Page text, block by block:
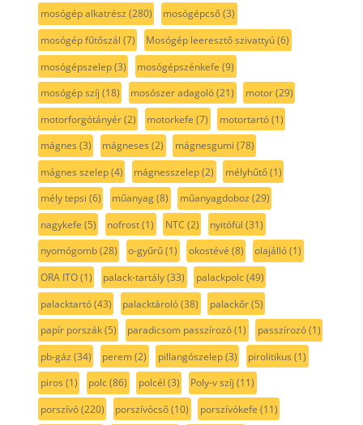
mosógép alkatrész (280) mosógépcső(3)
mosógép fűtőszál (7) Mosógép leeresztő szivattyú(6)
mosógépszelep(3) mosógépszénkefe (9)
mosógép szíj (18) mosószer adagoló(21) motor(29)
motorforgótányér(2) motorkefe (7) motortartó(1)
mágnes (3) mágneses (2) mágnesgumi (78)
mágnes szelep(4) mágnesszelep(2) mélyhűtő(1)
mély tepsi (6) műanyag(8) műanyagdoboz (29)
nagykefe (5) nofrost(1) NTC (2) nyitófül (31)
nyomógomb(28) o-gyűrű(1) okostévé (8) olajálló(1)
ORA ITO(1) palack-tartály(33) palackpolc(49)
palacktartó(43) palacktároló(38) palackőr(5)
papír porszák(5) paradicsom passzírozó(1) passzírozó(1)
pb-gáz (34) perem(2) pillangószelep(3) pirolitikus (1)
piros (1) polc(86) polcél (3) Poly-v szíj (11)
porszívó(220) porszívócső(10) porszívókefe (11)